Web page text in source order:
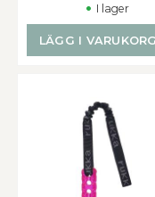
I lager
LÄGG I